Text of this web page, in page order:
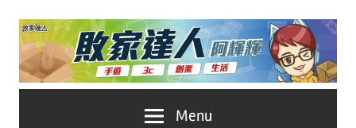
Skip
content
Menu